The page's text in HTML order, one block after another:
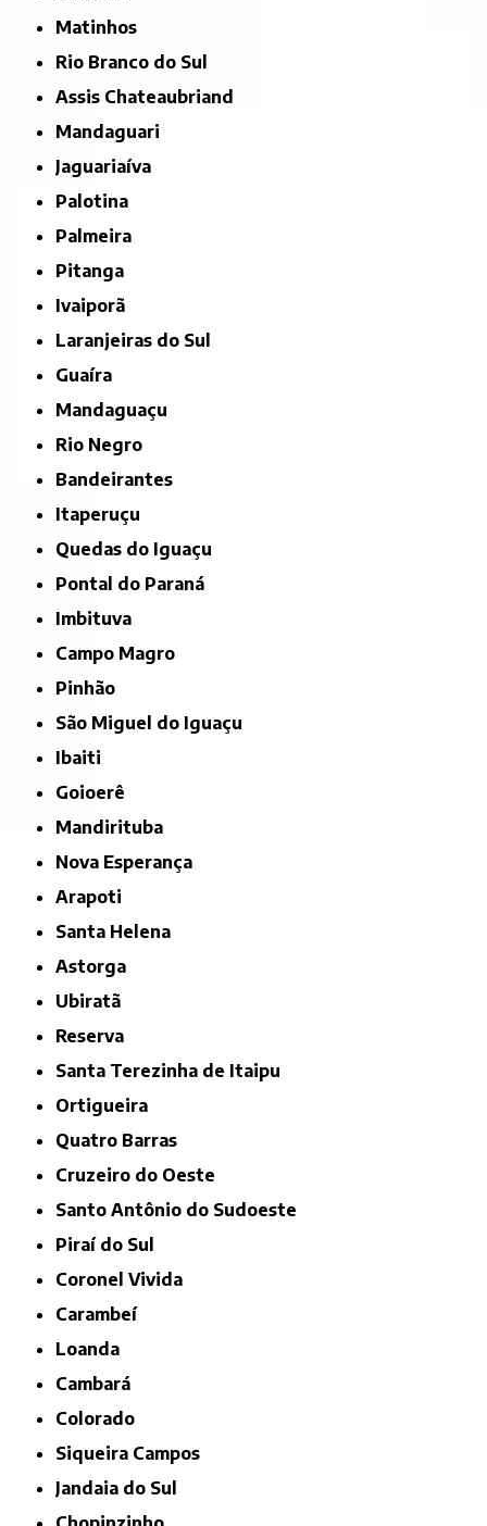
Matinhos
Rio Branco do Sul
Assis Chateaubriand
Mandaguari
Jaguariaíva
Palotina
Palmeira
Pitanga
Ivaiporã
Laranjeiras do Sul
Guaíra
Mandaguaçu
Rio Negro
Bandeirantes
Itaperuçu
Quedas do Iguaçu
Pontal do Paraná
Imbituva
Campo Magro
Pinhão
São Miguel do Iguaçu
Ibaiti
Goioerê
Mandirituba
Nova Esperança
Arapoti
Santa Helena
Astorga
Ubiratã
Reserva
Santa Terezinha de Itaipu
Ortigueira
Quatro Barras
Cruzeiro do Oeste
Santo Antônio do Sudoeste
Piraí do Sul
Coronel Vivida
Carambeí
Loanda
Cambará
Colorado
Siqueira Campos
Jandaia do Sul